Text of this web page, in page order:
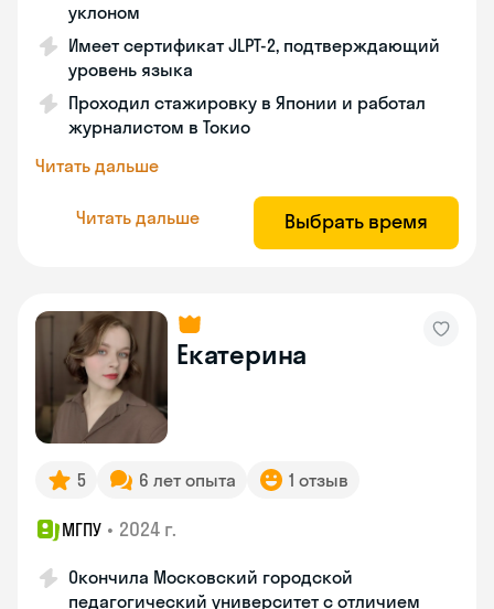
уклоном
Имеет сертификат JLPT-2, подтверждающий
уровень языка
Проходил стажировку в Японии и работал
журналистом в Токио
Читать дальше
Читать дальше Выбрать время
Екатерина
5 6 лет опыта 1 отзыв
МГПУ • 2024 г.
Окончила Московский городской
педагогический университет с отличием